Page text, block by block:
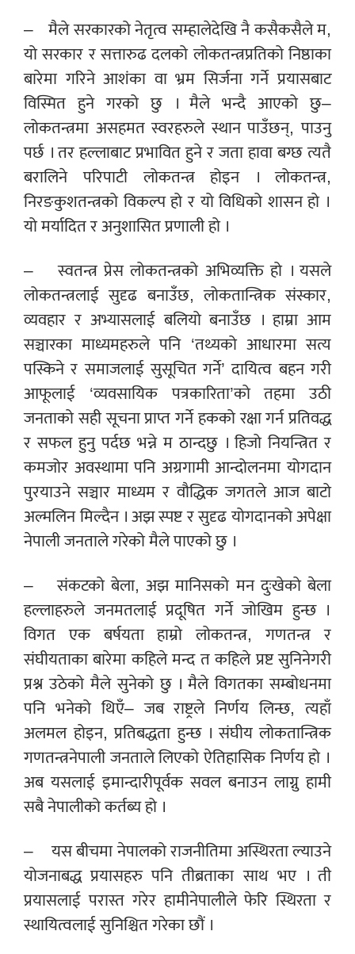
– मैले सरकारको नेतृत्व सम्हालेदेखि नै कसैकसैले म,
यो सरकार र सत्तारुढ दलको लोकतन्त्रप्रतिको निष्ठाका
बारेमा गरिने आशंका वा भ्रम सिर्जना गर्ने प्रयासबाट
विस्मित हुने गरको छु । मैले भन्दै आएको छु–
लोकतन्त्रमा असहमत स्वरहरुले स्थान पाउँछन्, पाउनु
पर्छ । तर हल्लाबाट प्रभावित हुने र जता हावा बग्छ त्यतै
बरालिने परिपाटी लोकतन्त्र होइन । लोकतन्त्र,
निरङकुशतन्त्रको विकल्प हो र यो विधिको शासन हो ।
यो मर्यादित र अनुशासित प्रणाली हो ।
– स्वतन्त्र प्रेस लोकतन्त्रको अभिव्यक्ति हो । यसले
लोकतन्त्रलाई सुदृढ बनाउँछ, लोकतान्त्रिक संस्कार,
व्यवहार र अभ्यासलाई बलियो बनाउँछ । हाम्रा आम
सञ्चारका माध्यमहरुले पनि ‘तथ्यको आधारमा सत्य
पस्किने र समाजलाई सुसूचित गर्ने’ दायित्व बहन गरी
आफूलाई ‘व्यवसायिक पत्रकारिता’को तहमा उठी
जनताको सही सूचना प्राप्त गर्ने हकको रक्षा गर्न प्रतिवद्ध
र सफल हुनु पर्दछ भन्ने म ठान्दछु । हिजो नियन्त्रित र
कमजोर अवस्थामा पनि अग्रगामी आन्दोलनमा योगदान
पुरयाउने सञ्चार माध्यम र वौद्धिक जगतले आज बाटो
अल्मलिन मिल्दैन । अझ स्पष्ट र सुदृढ योगदानको अपेक्षा
नेपाली जनताले गरेको मैले पाएको छु ।
– संकटको बेला, अझ मानिसको मन दुःखेको बेला
हल्लाहरुले जनमतलाई प्रदूषित गर्ने जोखिम हुन्छ ।
विगत एक बर्षयता हाम्रो लोकतन्त्र, गणतन्त्र र
संघीयताका बारेमा कहिले मन्द त कहिले प्रष्ट सुनिनेगरी
प्रश्न उठेको मैले सुनेको छु । मैले विगतका सम्बोधनमा
पनि भनेको थिएँ– जब राष्ट्रले निर्णय लिन्छ, त्यहाँ
अलमल होइन, प्रतिबद्धता हुन्छ । संघीय लोकतान्त्रिक
गणतन्त्रनेपाली जनताले लिएको ऐतिहासिक निर्णय हो ।
अब यसलाई इमान्दारीपूर्वक सवल बनाउन लाग्नु हामी
सबै नेपालीको कर्तब्य हो ।
– यस बीचमा नेपालको राजनीतिमा अस्थिरता ल्याउने
योजनाबद्ध प्रयासहरु पनि तीब्रताका साथ भए । ती
प्रयासलाई परास्त गरेर हामीनेपालीले फेरि स्थिरता र
स्थायित्वलाई सुनिश्चित गरेका छौं ।